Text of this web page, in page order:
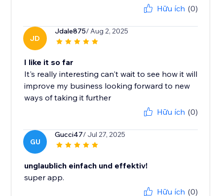
Hữu ích (0)
JD
Jdale875/ Aug 2, 2025
I like it so far
It's really interesting can't wait to see how it will
improve my business looking forward to new
ways of taking it further
Hữu ích (0)
GU
Gucci47/ Jul 27, 2025
unglaublich einfach und effektiv!
super app.
Hữu ích (0)